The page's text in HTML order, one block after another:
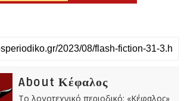
About Κέφαλος
Το λογοτεχνικό περιοδικό: «Κέφαλος»